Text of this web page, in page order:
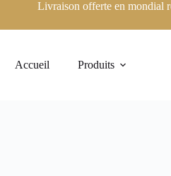
Livraison offerte en mondial
Accueil Produits